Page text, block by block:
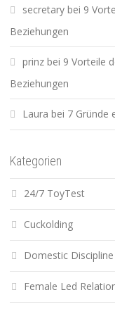
secretary bei 9
Beziehungen
prinz bei 9 Vorteile
Beziehungen
Laura bei 7 Gründe
Kategorien
24/7 ToyTest
Cuckolding
Domestic Discipline
Female Led